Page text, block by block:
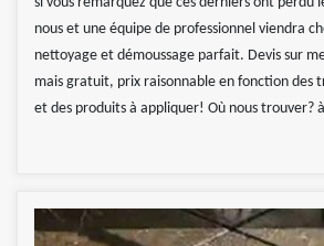
nous et une équipe de professionnel viendra
nettoyage et démoussage parfait. Devis sur
mais gratuit, prix raisonnable en fonction des
et des produits à appliquer! Où nous trouver?